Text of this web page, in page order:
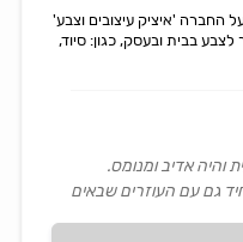
החברה 'איציק עיצובים וצבע'
בבית ובעסק, כגון: סיוד,
והיה אדיב ומנומס.
גם עם העוזרים שבאים